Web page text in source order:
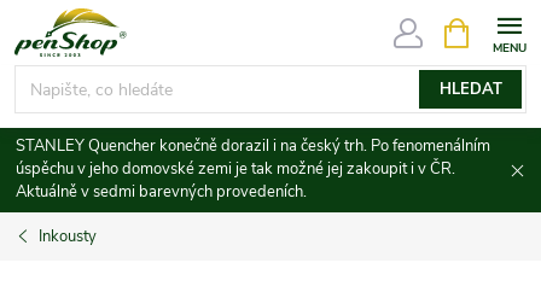
na
obsah
HLEDAT
NÁKUPNÍ
KOŠÍK
STANLEY Quencher konečně dorazil i na český trh. Po fenomenálním
úspěchu v jeho domovské zemi je tak možné jej zakoupit i v ČR.
Aktuálně v sedmi barevných provedeních.
Inkousty